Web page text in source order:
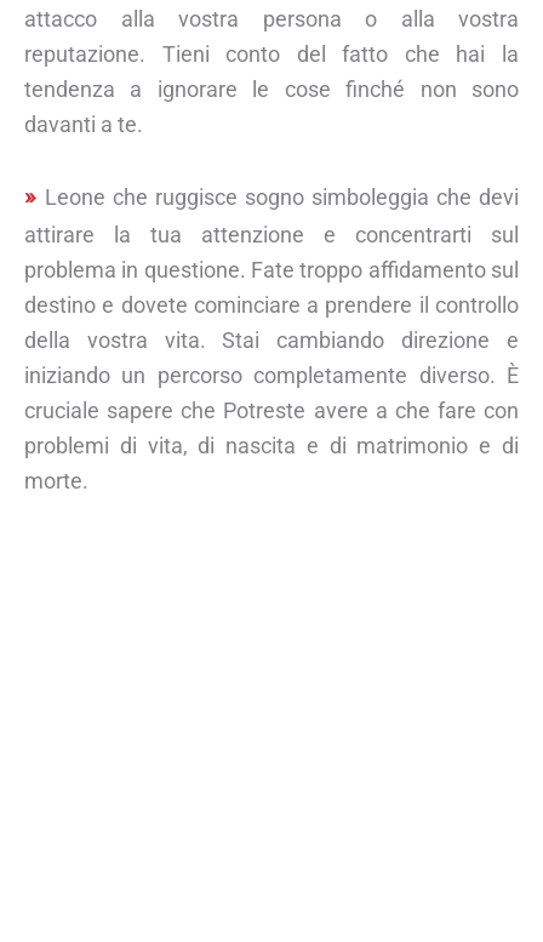
attacco alla vostra persona o alla vostra
reputazione. Tieni conto del fatto che hai la
tendenza a ignorare le cose finché non sono
davanti a te.
Leone che ruggisce sogno simboleggia che devi
attirare la tua attenzione e concentrarti sul
problema in questione. Fate troppo affidamento sul
destino e dovete cominciare a prendere il controllo
della vostra vita. Stai cambiando direzione e
iniziando un percorso completamente diverso. È
cruciale sapere che Potreste avere a che fare con
problemi di vita, di nascita e di matrimonio e di
morte.